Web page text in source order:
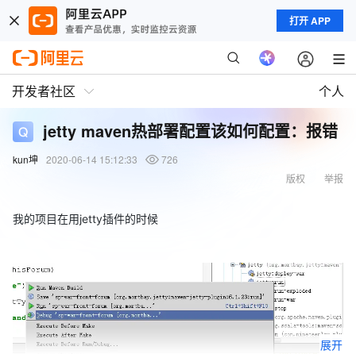
打开 APP
开发者社区 个人
jetty maven热部署配置该如何配置：报错
kun坤 2020-06-14 15:12:33
726
举报
版权
我的项目在用jetty插件的时候
展开